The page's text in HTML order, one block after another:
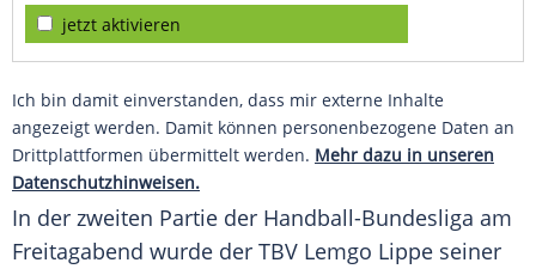
jetzt aktivieren
Ich bin damit einverstanden, dass mir externe Inhalte
angezeigt werden. Damit können personenbezogene Daten an
Drittplattformen übermittelt werden. Mehr dazu in unseren
Datenschutzhinweisen.
In der zweiten Partie der Handball-Bundesliga am
Freitagabend wurde der TBV Lemgo Lippe seiner